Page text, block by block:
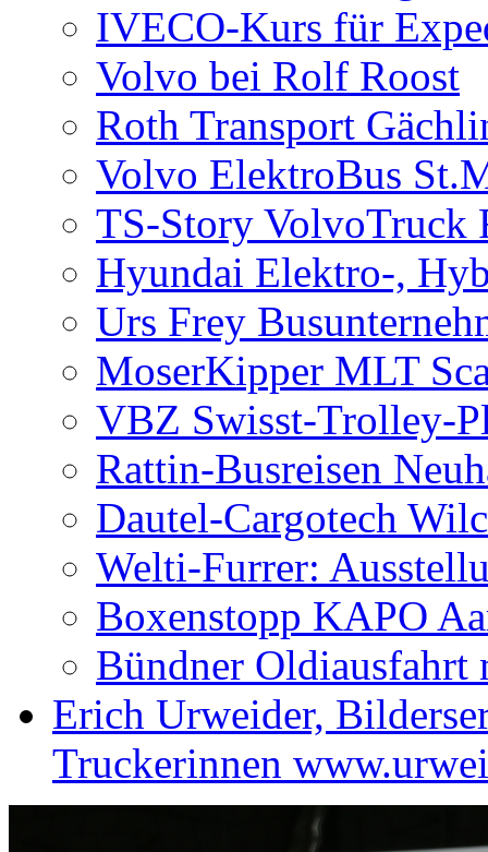
IVECO-Kurs für
Volvo bei Rolf Roost
Roth Transport
Volvo ElektroBus
TS-Story VolvoTruck
Hyundai Elektro-,
Urs Frey
MoserKipper MLT
VBZ Swisst-Trolley-
Rattin-Busreisen
Dautel-Cargotech
Welti-Furrer:
Boxenstopp KAPO
Bündner Oldiausfahrt
Erich Urweider,
Truckerinnen